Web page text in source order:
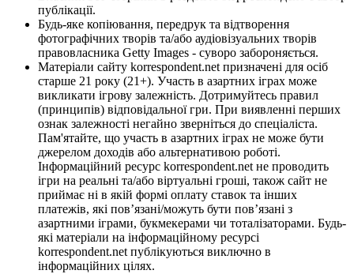
публікації.
Будь-яке копіювання, передрук та відтворення
фотографічних творів та/або аудіовізуальних творів
правовласника Getty Images - суворо забороняється.
Матеріали сайту korrespondent.net призначені для осіб
старше 21 року (21+). Участь в азартних іграх може
викликати ігрову залежність. Дотримуйтесь правил
(принципів) відповідальної гри. При виявленні перших
ознак залежності негайно зверніться до спеціаліста.
Пам'ятайте, що участь в азартних іграх не може бути
джерелом доходів або альтернативою роботі.
Інформаційний ресурс korrespondent.net не проводить
ігри на реальні та/або віртуальні гроші, також сайт не
приймає ні в якій формі оплату ставок та інших
платежів, які пов’язані/можуть бути пов’язані з
азартними іграми, букмекерами чи тоталізаторами. Будь-
які матеріали на інформаційному ресурсі
korrespondent.net публікуються виключно в
інформаційних цілях.